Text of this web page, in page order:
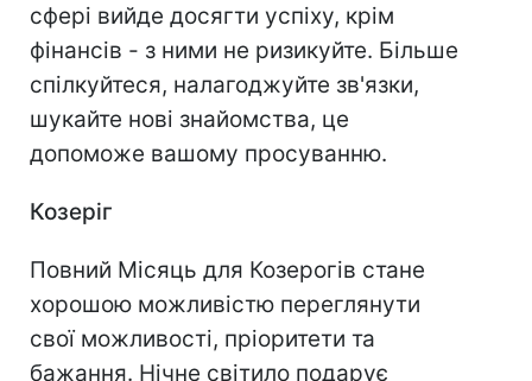
сфері вийде досягти успіху, крім
фінансів - з ними не ризикуйте. Більше
спілкуйтеся, налагоджуйте зв'язки,
шукайте нові знайомства, це
допоможе вашому просуванню.
Козеріг
Повний Місяць для Козерогів стане
хорошою можливістю переглянути
свої можливості, пріоритети та
бажання. Нічне світило подарує